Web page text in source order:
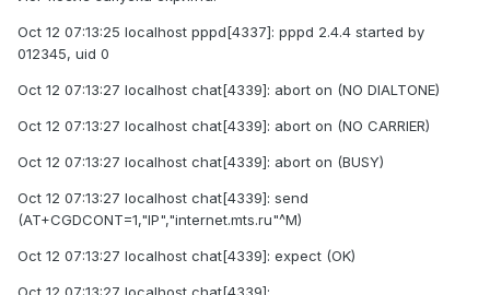
Oct 12 07:13:25 localhost pppd[4337]: pppd 2.4.4 started by
012345, uid 0
Oct 12 07:13:27 localhost chat[4339]: abort on (NO DIALTONE)
Oct 12 07:13:27 localhost chat[4339]: abort on (NO CARRIER)
Oct 12 07:13:27 localhost chat[4339]: abort on (BUSY)
Oct 12 07:13:27 localhost chat[4339]: send
(AT+CGDCONT=1,"IP","internet.mts.ru"^M)
Oct 12 07:13:27 localhost chat[4339]: expect (OK)
Oct 12 07:13:27 localhost chat[4339]: